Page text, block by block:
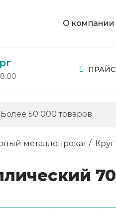
О компании
металлопрокат